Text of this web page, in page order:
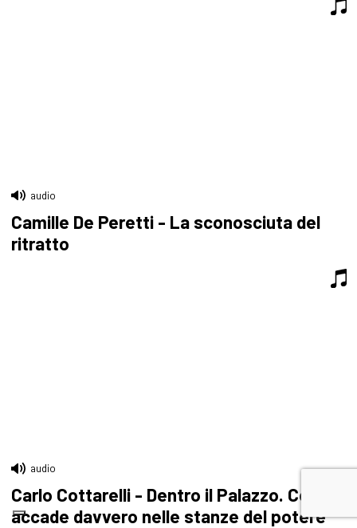
audio
Camille De Peretti - La sconosciuta del
ritratto
audio
Carlo Cottarelli - Dentro il Palazzo. Cosa
accade davvero nelle stanze del potere